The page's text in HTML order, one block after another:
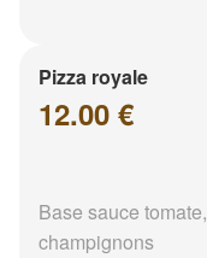
Pizza royale
12.00 €
Base sauce
champignons